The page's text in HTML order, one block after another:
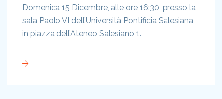
Domenica 15 Dicembre, alle ore 16:30, presso la
sala Paolo VI dell’Università Pontificia Salesiana,
in piazza dell’Ateneo Salesiano 1.